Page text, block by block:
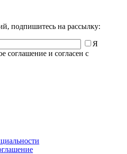
подпишитесь на рассылку:
Я
соглашение и согласен с